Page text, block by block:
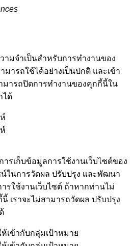
ามจำเป็นสำหรับการทำงานของ
มารถใช้ได้อย่างเป็นปกติ และเข้า
ารถปิดการทำงานของคุกกี้นี้ใน
ได้
รเก็บข้อมูลการใช้งานเว็บไซต์ของ
ในการวัดผล ปรับปรุง และพัฒนา
รใช้งานเว็บไซต์ ถ้าหากท่านไม่
เราจะไม่สามารถวัดผล ปรับปรุง
เข้ากับกลุ่มเป้าหมาย